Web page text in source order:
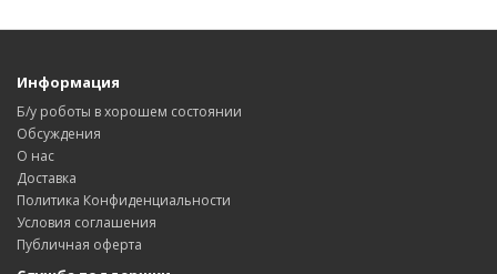
Информация
Б/у роботы в хорошем состоянии
Обсуждения
О нас
Доставка
Политика Конфиденциальности
Условия соглашения
Публичная оферта